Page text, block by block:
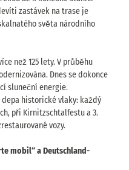
zastávek na trase je
světa národního
než 125 lety. V průběhu
Dnes se dokonce
sluneční energie.
historické vlaky: každý
při Kirnitzschtalfestu a 3.
vozy.
mobil“ a Deutschland-